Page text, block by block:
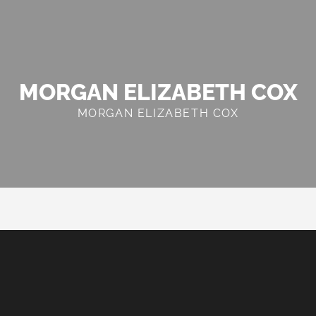
MORGAN ELIZABETH COX
MORGAN ELIZABETH COX